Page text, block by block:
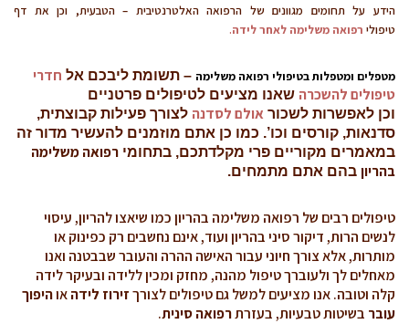
הידע על תחומים מגוונים של הרפואה האלטרנטיבית – הטבעית, וכן את דף
טיפולי רפואה משלימה לאחר לידה.
מטפלים ומטפלות בטיפולי רפואה משלימה – תשומת ליבכם אל חדרי
טיפולים להשכרה שאנו מציעים לטיפולים פרטניים
וכן לאפשרות לשכור אולם לסדנה לצורך פעילות קבוצתית,
סדנאות, קורסים וכו’. כמו כן אתם מוזמנים להעשיר מדור זה
במאמרים מקוריים פרי מקלדתכם, בתחומי רפואה משלימה
בהריון בהם אתם מתמחים.
טיפולים רבים של רפואה משלימה בהריון כמו שיאצו להריון, עיסוי
לנשים הרות, דיקור סיני בהריון ועוד, אינם נחשבים רק כפינוק או
מותרות, אלא צורך חיוני עבור האישה ההרה והעובר שבבטנה ואנו
מאחלים לך ולעוברך טיפול מהנה, מחזק ומכין ללידה ובעיקר לידה
קלה וטובה. אנו מציעים למשל גם טיפולים לצורךזירוז לידהאוהיפוך
עובר בשיטות טבעיות, בעזרתרפואה סינית.